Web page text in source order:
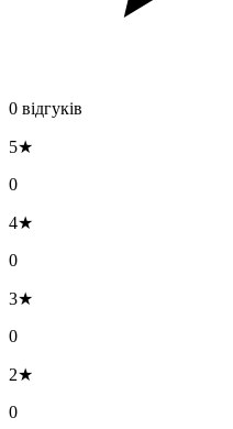
0 відгуків
5★
0
4★
0
3★
0
2★
0